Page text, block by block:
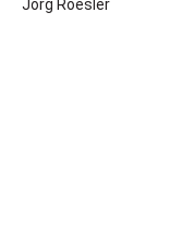
Jörg Roesler